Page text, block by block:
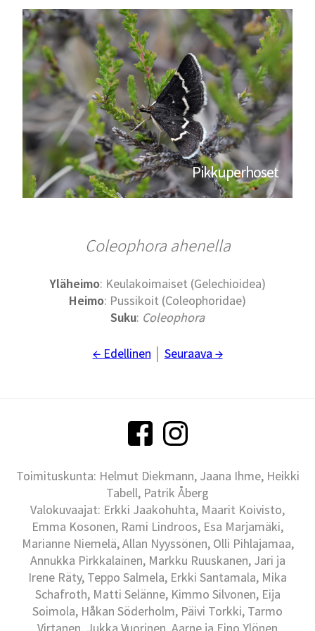
Pikkuperhoset
Coleophora ahenella
Yläheimo: Keulakoimaiset (Gelechioidea)
Heimo: Pussikoit (Coleophoridae)
Suku: Coleophora
← Edellinen Seuraava →
Toimituskunta: Helmut Diekmann, Jaana Ihme, Heikki
Tabell, Patrik Åberg
Valokuvaajat: Erkki Jaakohuhta, Maarit Koivisto,
Emma Kosonen, Rami Lindroos, Esa Marjamäki,
Marianne Niemelä, Allan Nyyssönen, Olli Pihlajamaa,
Annukka Pirkkalainen, Markku Ruuskanen, Jari ja
Irene Räty, Teppo Salmela, Erkki Santamala, Mika
Schafroth, Matti Selänne, Kimmo Silvonen, Eija
Soimola, Håkan Söderholm, Päivi Torkki, Tarmo